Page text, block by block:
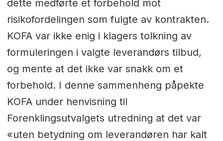
dette medførte et forbehold mot
risikofordelingen som fulgte av kontrakten.
KOFA var ikke enig i klagers tolkning av
formuleringen i valgte leverandørs tilbud,
og mente at det ikke var snakk om et
forbehold. I denne sammenheng påpekte
KOFA under henvisning til
Forenklingsutvalgets utredning at det var
«uten betydning om leverandøren har kalt